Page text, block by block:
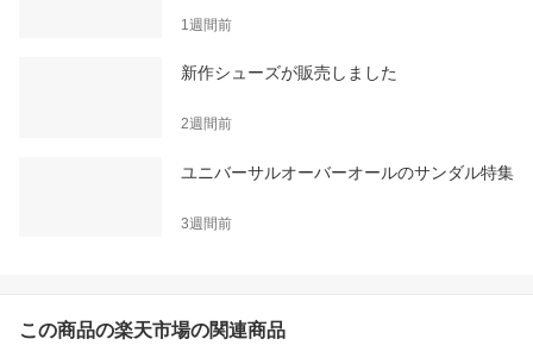
1週間前
新作シューズが販売しました
2週間前
ユニバーサルオーバーオールのサンダル特集
3週間前
この商品の楽天市場の関連商品